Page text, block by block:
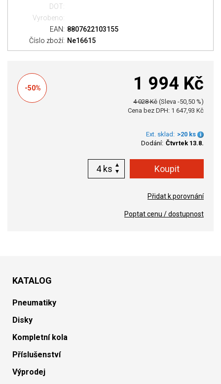
DOT:
Vyrobeno:
EAN: 8807622103155
Číslo zboží: Ne16615
-50% 1 994 Kč
4 028 Kč (Sleva -50,50 %)
Cena bez DPH: 1 647,93 Kč
Ext. sklad: >20 ks
Dodání: Čtvrtek 13.8.
ks
Přidat k porovnání
Poptat cenu / dostupnost
KATALOG
Pneumatiky
Disky
Kompletní kola
Příslušenství
Výprodej